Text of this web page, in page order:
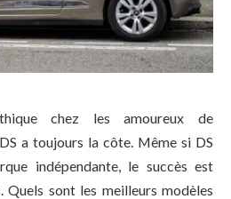
chez les amoureux de
a toujours la côte. Même si DS
indépendante, le succès est
Quels sont les meilleurs modèles